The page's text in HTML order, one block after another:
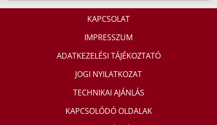
KAPCSOLAT
IMPRESSZUM
ADATKEZELÉSI TÁJÉKOZTATÓ
JOGI NYILATKOZAT
TECHNIKAI AJÁNLÁS
KAPCSOLÓDÓ OLDALAK